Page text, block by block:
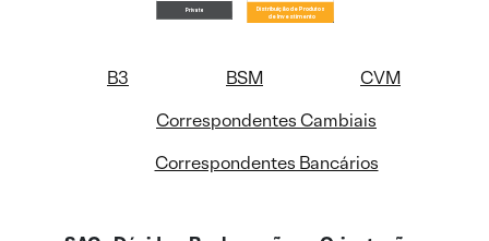
B3 BSM
CVM
Correspondentes Cambiais
Correspondentes Bancários